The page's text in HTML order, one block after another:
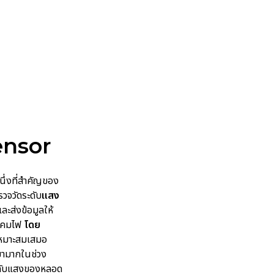
งที่สำคัญของ
จวัดระดับแสง
ะส่งข้อมูลให้
มไฟ โดย
าะสมเสมอ
มากในช่วง
บแสงของหลอด